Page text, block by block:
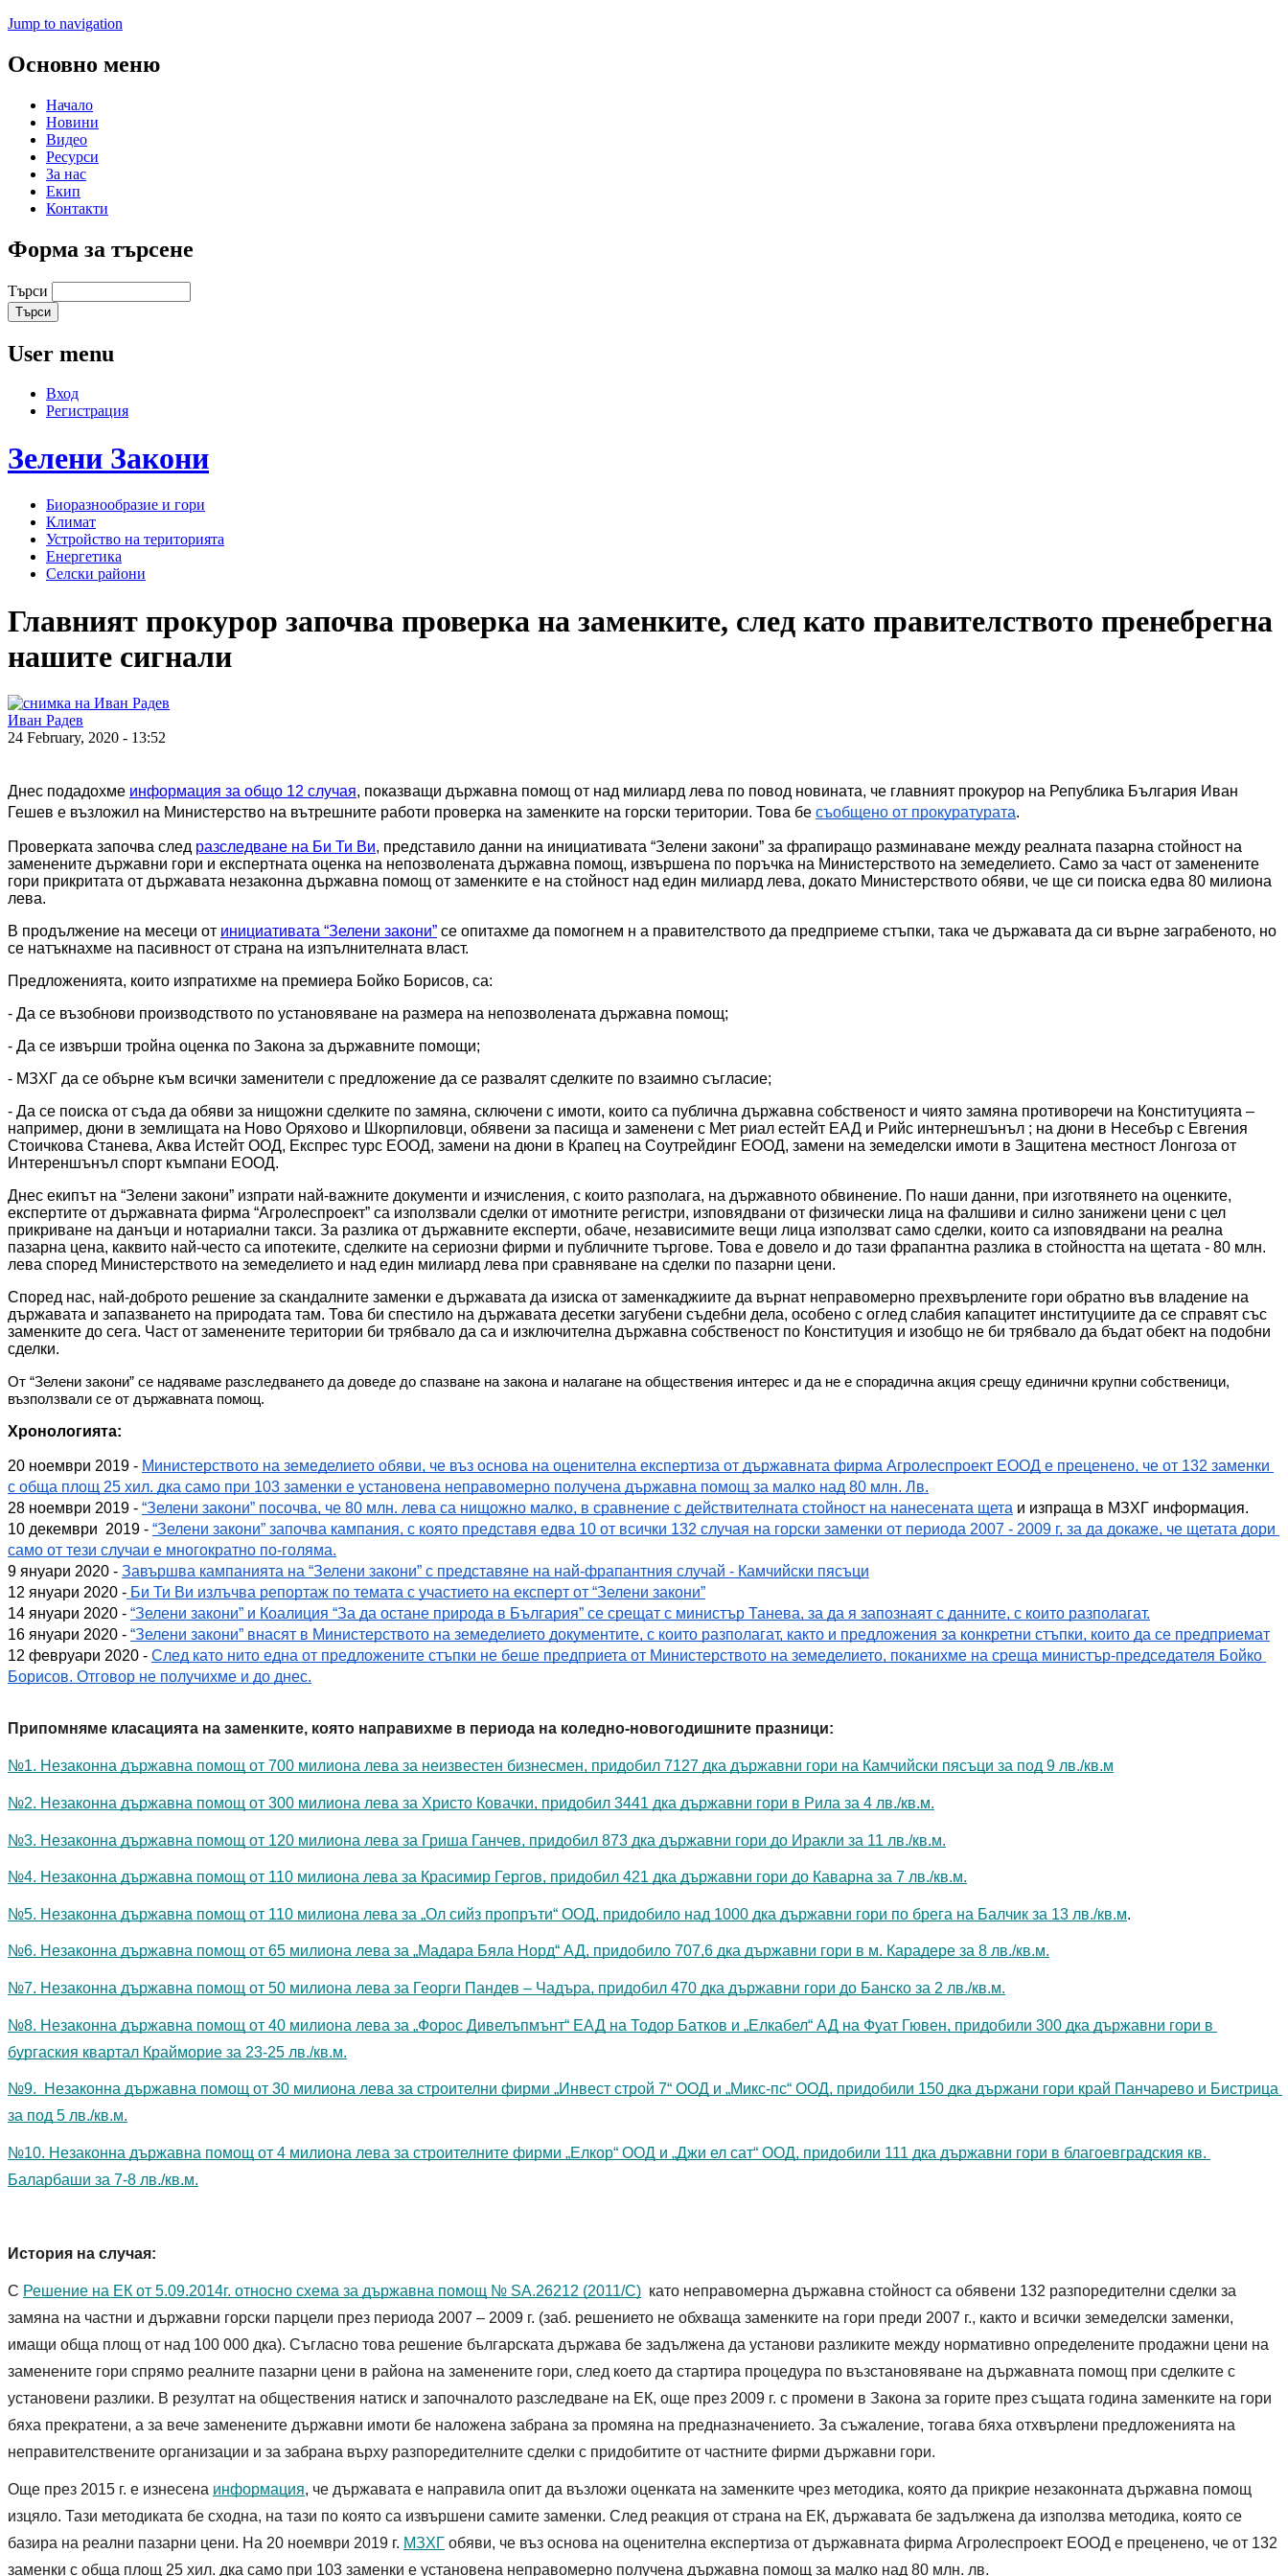
Jump to navigation
Основно меню
Начало
Новини
Видео
Ресурси
За нас
Екип
Контакти
Форма за търсене
Търси
User menu
Вход
Регистрация
Зелени Закони
Биоразнообразие и гори
Климат
Устройство на територията
Енергетика
Селски райони
Главният прокурор започва проверка на заменките, след като правителството пренебрегна
нашите сигнали
Иван Радев
24 February, 2020 - 13:52
Днес подадохме информация за общо 12 случая, показващи държавна помощ от над милиард лева по повод новината, че главният прокурор на Република България Иван
Гешев е възложил на Министерство на вътрешните работи проверка на заменките на горски територии. Това бе съобщено от прокуратурата.
Проверката започва след разследване на Би Ти Ви, представило данни на инициативата “Зелени закони” за фрапиращо разминаване между реалната пазарна стойност на
заменените държавни гори и експертната оценка на непозволената държавна помощ, извършена по поръчка на Министерството на земеделието. Само за част от заменените
гори прикритата от държавата незаконна държавна помощ от заменките е на стойност над един милиард лева, докато Министерството обяви, че ще си поиска едва 80 милиона
лева.
В продължение на месеци от инициативата “Зелени закони” се опитахме да помогнем н а правителството да предприеме стъпки, така че държавата да си върне заграбеното, но
се натъкнахме на пасивност от страна на изпълнителната власт.
Предложенията, които изпратихме на премиера Бойко Борисов, са:
- Да се възобнови производството по установяване на размера на непозволената държавна помощ;
- Да се извърши тройна оценка по Закона за държавните помощи;
- МЗХГ да се обърне към всички заменители с предложение да се развалят сделките по взаимно съгласие;
- Да се поиска от съда да обяви за нищожни сделките по замяна, сключени с имоти, които са публична държавна собственост и чиято замяна противоречи на Конституцията –
например, дюни в землищата на Ново Оряхово и Шкорпиловци, обявени за пасища и заменени с Мет риал естейт ЕАД и Рийс интернешънъл ; на дюни в Несебър с Евгения
Стоичкова Станева, Аква Истейт ООД, Експрес турс ЕООД, замени на дюни в Крапец на Соутрейдинг ЕООД, замени на земеделски имоти в Защитена местност Лонгоза от
Интереншънъл спорт къмпани ЕООД.
Днес екипът на “Зелени закони” изпрати най-важните документи и изчисления, с които разполага, на държавното обвинение. По наши данни, при изготвянето на оценките,
експертите от държавната фирма “Агролеспроект” са използвали сделки от имотните регистри, изповядвани от физически лица на фалшиви и силно занижени цени с цел
прикриване на данъци и нотариални такси. За разлика от държавните експерти, обаче, независимите вещи лица използват само сделки, които са изповядвани на реална
пазарна цена, каквито най-често са ипотеките, сделките на сериозни фирми и публичните търгове. Това е довело и до тази фрапантна разлика в стойността на щетата - 80 млн.
лева според Министерството на земеделието и над един милиард лева при сравняване на сделки по пазарни цени.
Според нас, най-доброто решение за скандалните заменки е държавата да изиска от заменкаджиите да върнат неправомерно прехвърлените гори обратно във владение на
държавата и запазването на природата там. Това би спестило на държавата десетки загубени съдебни дела, особено с оглед слабия капацитет институциите да се справят със
заменките до сега. Част от заменените територии би трябвало да са и изключителна държавна собственост по Конституция и изобщо не би трябвало да бъдат обект на подобни
сделки.
От “Зелени закони” се надяваме разследването да доведе до спазване на закона и налагане на обществения интерес и да не е спорадична акция срещу единични крупни собственици,
възползвали се от държавната помощ.
Хронологията:
20 ноември 2019 - Министерството на земеделието обяви, че въз основа на оценителна експертиза от държавната фирма Агролеспроект ЕООД е преценено, че от 132 заменки
с обща площ 25 хил. дка само при 103 заменки е установена неправомерно получена държавна помощ за малко над 80 млн. Лв.
28 ноември 2019 - “Зелени закони” посочва, че 80 млн. лева са нищожно малко, в сравнение с действителната стойност на нанесената щета и изпраща в МЗХГ информация.
10 декември  2019 - “Зелени закони” започва кампания, с която представя едва 10 от всички 132 случая на горски заменки от периода 2007 - 2009 г, за да докаже, че щетата дори
само от тези случаи е многократно по-голяма.
9 януари 2020 - Завършва кампанията на “Зелени закони” с представяне на най-фрапантния случай - Камчийски пясъци
12 януари 2020 - Би Ти Ви излъчва репортаж по темата с участието на експерт от “Зелени закони”
14 януари 2020 - “Зелени закони” и Коалиция “За да остане природа в България” се срещат с министър Танева, за да я запознаят с данните, с които разполагат.
16 януари 2020 - “Зелени закони” внасят в Министерството на земеделието документите, с които разполагат, както и предложения за конкретни стъпки, които да се предприемат
12 февруари 2020 - След като нито една от предложените стъпки не беше предприета от Министерството на земеделието, поканихме на среща министър-председателя Бойко
Борисов. Отговор не получихме и до днес.
Припомняме класацията на заменките, която направихме в периода на коледно-новогодишните празници:
№1. Незаконна държавна помощ от 700 милиона лева за неизвестен бизнесмен, придобил 7127 дка държавни гори на Камчийски пясъци за под 9 лв./кв.м
№2. Незаконна държавна помощ от 300 милиона лева за Христо Ковачки, придобил 3441 дка държавни гори в Рила за 4 лв./кв.м.
№3. Незаконна държавна помощ от 120 милиона лева за Гриша Ганчев, придобил 873 дка държавни гори до Иракли за 11 лв./кв.м.
№4. Незаконна държавна помощ от 110 милиона лева за Красимир Гергов, придобил 421 дка държавни гори до Каварна за 7 лв./кв.м.
№5. Незаконна държавна помощ от 110 милиона лева за „Ол сийз пропръти“ ООД, придобило над 1000 дка държавни гори по брега на Балчик за 13 лв./кв.м.
№6. Незаконна държавна помощ от 65 милиона лева за „Мадара Бяла Норд“ АД, придобило 707,6 дка държавни гори в м. Карадере за 8 лв./кв.м.
№7. Незаконна държавна помощ от 50 милиона лева за Георги Пандев – Чадъра, придобил 470 дка държавни гори до Банско за 2 лв./кв.м.
№8. Незаконна държавна помощ от 40 милиона лева за „Форос Дивелъпмънт“ ЕАД на Тодор Батков и „Елкабел“ АД на Фуат Гювен, придобили 300 дка държавни гори в
бургаския квартал Крайморие за 23-25 лв./кв.м.
№9.  Незаконна държавна помощ от 30 милиона лева за строителни фирми „Инвест строй 7“ ООД и „Микс-пс“ ООД, придобили 150 дка държани гори край Панчарево и Бистрица
за под 5 лв./кв.м.
№10. Незаконна държавна помощ от 4 милиона лева за строителните фирми „Елкор“ ООД и „Джи ел сат“ ООД, придобили 111 дка държавни гори в благоевградския кв.
Баларбаши за 7-8 лв./кв.м.
История на случая:
С Решение на ЕК от 5.09.2014г. относно схема за държавна помощ № SA.26212 (2011/C) като неправомерна държавна стойност са обявени 132 разпоредителни сделки за
замяна на частни и държавни горски парцели през периода 2007 – 2009 г. (заб. решението не обхваща заменките на гори преди 2007 г., както и всички земеделски заменки,
имащи обща площ от над 100 000 дка). Съгласно това решение българската държава бе задължена да установи разликите между нормативно определените продажни цени на
заменените гори спрямо реалните пазарни цени в района на заменените гори, след което да стартира процедура по възстановяване на държавната помощ при сделките с
установени разлики. В резултат на обществения натиск и започналото разследване на ЕК, още през 2009 г. с промени в Закона за горите през същата година заменките на гори
бяха прекратени, а за вече заменените държавни имоти бе наложена забрана за промяна на предназначението. За съжаление, тогава бяха отхвърлени предложенията на
неправителствените организации и за забрана върху разпоредителните сделки с придобитите от частните фирми държавни гори.
Още през 2015 г. е изнесена информация, че държавата е направила опит да възложи оценката на заменките чрез методика, която да прикрие незаконната държавна помощ
изцяло. Тази методиката бе сходна, на тази по която са извършени самите заменки. След реакция от страна на ЕК, държавата бе задължена да използва методика, която се
базира на реални пазарни цени. На 20 ноември 2019 г. МЗХГ обяви, че въз основа на оценителна експертиза от държавната фирма Агролеспроект ЕООД е преценено, че от 132
заменки с обща площ 25 хил. дка само при 103 заменки е установена неправомерно получена държавна помощ за малко над 80 млн. лв.